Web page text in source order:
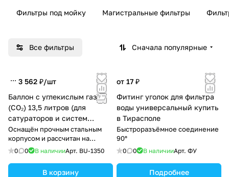
дл
ги
ль
х
фи
ль
тр
ов
Фильтры под мойку Магистральные фильтры
Все фильтры Сначала популярные
3 562 ₽/шт
Баллон с углекислым газом
(CO₂) 13,5 литров (для
сатураторов и систем
газирования)
Оснащён прочным стальным
корпусом и рассчитан на
длительную эксплуатацию.
0 0 В наличииАрт. BU-1350
В корзину
от 17 ₽
Фитинг уголок для фильтра
воды универсальный купить
в Тирасполе
Быстроразъёмное соединение
90°
0 0 В наличииАрт. ФУ
Подробнее